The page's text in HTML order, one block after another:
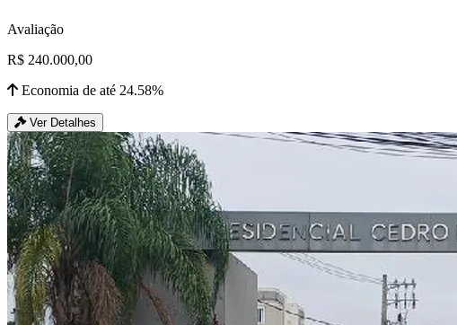
Avaliação
R$ 240.000,00
Economia de até 24.58%
Ver Detalhes